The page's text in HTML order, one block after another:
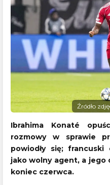
Źródło
Ibrahima Konaté
rozmowy w sprawie
powiodły się;
jako wolny agent, a jego
koniec czerwca.